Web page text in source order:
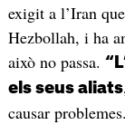
exigit a l’Iran
Hezbollah, i ha
això no passa.
els seus aliats
causar